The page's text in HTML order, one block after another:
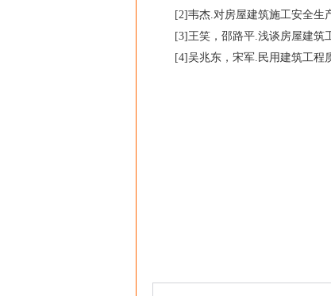
[2]韦杰.对房屋建筑施工安全生产
[3]王笑，邵路平.浅谈房屋建筑工
[4]吴兆东，宋军.民用建筑工程质